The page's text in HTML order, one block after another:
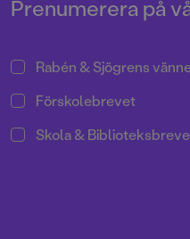
Prenumerera på
Rabén & Sjögrens
Förskolebrevet
Skola &